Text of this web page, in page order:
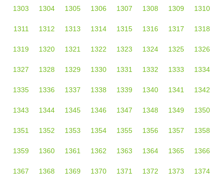
1303 1304 1305 1306 1307 1308 1309 1310
1311 1312 1313 1314 1315 1316 1317 1318
1319 1320 1321 1322 1323 1324 1325 1326
1327 1328 1329 1330 1331 1332 1333 1334
1335 1336 1337 1338 1339 1340 1341 1342
1343 1344 1345 1346 1347 1348 1349 1350
1351 1352 1353 1354 1355 1356 1357 1358
1359 1360 1361 1362 1363 1364 1365 1366
1367 1368 1369 1370 1371 1372 1373 1374